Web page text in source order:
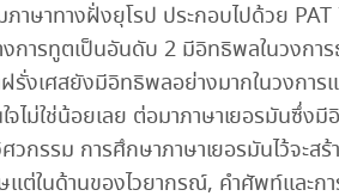
ษาทางฝั่งยุโรป ประกอบไปด้วย PAT
การทูตเป็นอันดับ 2 มีอิทธิพลในวงกา
รั่งเศสยังมีอิทธิพลอย่างมากในวงกา
จไม่ใช่น้อยเลย ต่อมาภาษาเยอรมันซึ่
วกรรม การศึกษาภาษาเยอรมันไว้จะส
ต่ในด้านของไวยากรณ์, คำศัพท์และ